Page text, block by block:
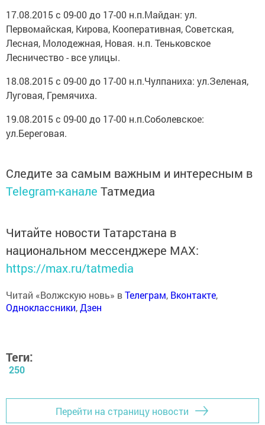
17.08.2015 с 09-00 до 17-00 н.п.Майдан: ул.
Первомайская, Кирова, Кооперативная, Советская,
Лесная, Молодежная, Новая. н.п. Теньковское
Лесничество - все улицы.
18.08.2015 с 09-00 до 17-00 н.п.Чулпаниха: ул.Зеленая,
Луговая, Гремячиха.
19.08.2015 с 09-00 до 17-00 н.п.Соболевское:
ул.Береговая.
Следите за самым важным и интересным в
Telegram-канале Татмедиа
Читайте новости Татарстана в
национальном мессенджере MАХ:
https://max.ru/tatmedia
Читай «Волжскую новь» вТелеграм, Вконтакте,
Одноклассники,Дзен
Теги:
250
Перейти на страницу новости